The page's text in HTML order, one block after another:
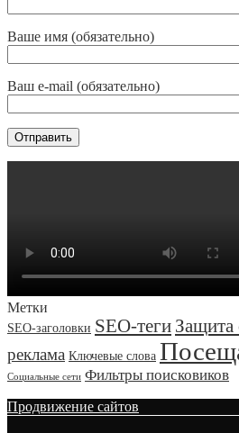
Ваше имя (обязательно)
Ваш e-mail (обязательно)
Метки
SEO-заголовки SEO-теги Защита
реклама Ключевые слова
Социальные сети Фильтры поисковиков
Продвижение сайтов